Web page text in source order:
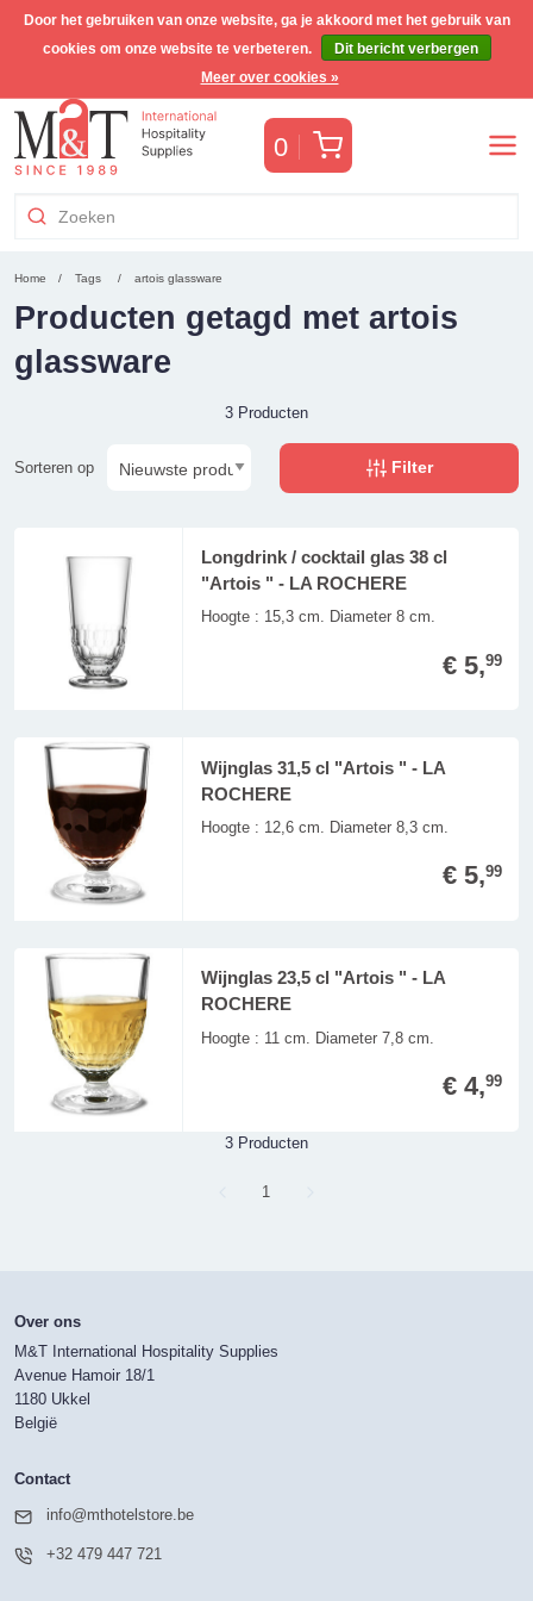
Gratis Benelux verzending voor orders >€255(incl. BTW)
0 Winkelwagen
Home Tags artois glassware
Producten getagd met artois
glassware
3 Producten
Sorteren op Filter
Longdrink / cocktail glas 38 cl
"Artois " - LA ROCHERE
Hoogte : 15,3 cm. Diameter 8 cm.
€ 5,99
Wijnglas 31,5 cl "Artois " - LA
ROCHERE
Hoogte : 12,6 cm. Diameter 8,3 cm.
€ 5,99
Wijnglas 23,5 cl "Artois " - LA
ROCHERE
Hoogte : 11 cm. Diameter 7,8 cm.
€ 4,99
3 Producten
Page
1
Over ons
M&T International Hospitality Supplies
Avenue Hamoir 18/1
1180 Ukkel
België
Contact
info@mthotelstore.be
+32 479 447 721
Door het gebruiken van onze website, ga je akkoord met het gebruik van
cookies om onze website te verbeteren.
Dit bericht verbergen
Meer over cookies »